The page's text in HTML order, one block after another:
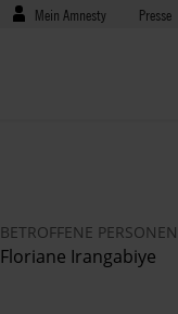
Benutzermenü
Mein Amnesty Presse
Presse
BETROFFENE PERSONEN
Floriane Irangabiye